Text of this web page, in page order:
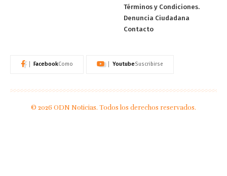
Términos y Condiciones.
Denuncia Ciudadana
Contacto
FacebookComo YoutubeSuscribirse
© 2026 ODN Noticias. Todos los derechos reservados.